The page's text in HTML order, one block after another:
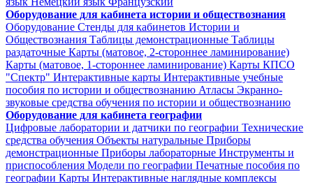
Оборудование для кабинета истории и обществознания
Оборудование Стенды для кабинетов Истории и
Обществознания Таблицы демонстрационные Таблицы
раздаточные Карты (матовое, 2-стороннее ламинирование)
Карты (матовое, 1-стороннее ламинирование) Карты КПСО
"Спектр" Интерактивные карты Интерактивные учебные
пособия по истории и обществознанию Атласы Экранно-
звуковые средства обучения по истории и обществознанию
Оборудование для кабинета географии
Цифровые лаборатории и датчики по географии Технические
средства обучения Объекты натуральные Приборы
демонстрационные Приборы лабораторные Инструменты и
приспособления Модели по географии Печатные пособия по
географии Карты Интерактивные наглядные комплексы